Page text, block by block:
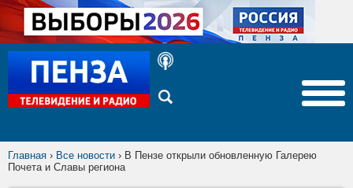
Главная › Все новости › В Пензе открыли обновленную Галерею
Почета и Славы региона